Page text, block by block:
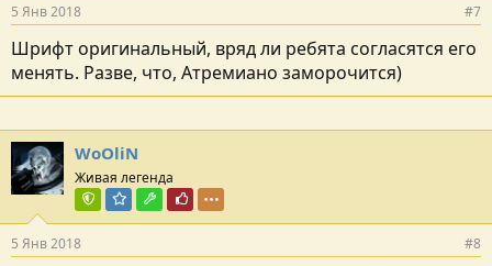
5 Янв 2018 #7
Шрифт оригинальный, вряд ли ребята согласятся его
менять. Разве, что, Атремиано заморочится)
WoOliN
Живая легенда
Команда форума
Модератор раздела
Модостроитель
Почётный пользователь
5 Янв 2018 #8